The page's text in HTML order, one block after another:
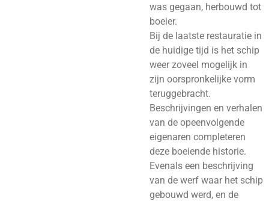
was gegaan, herbouwd tot
boeier.
Bij de laatste restauratie in
de huidige tijd is het schip
weer zoveel mogelijk in
zijn oorspronkelijke vorm
teruggebracht.
Beschrijvingen en verhalen
van de opeenvolgende
eigenaren completeren
deze boeiende historie.
Evenals een beschrijving
van de werf waar het schip
gebouwd werd, en de